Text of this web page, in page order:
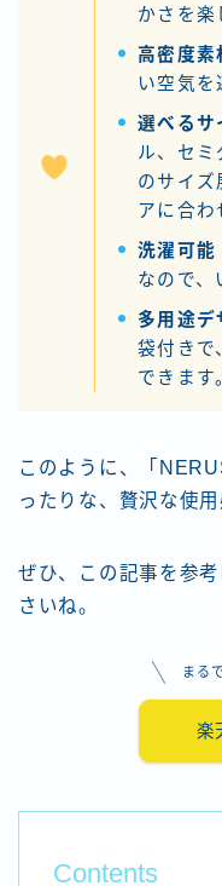
かさを楽
高密度素
い空気を
選べるサ
ル、セミ
のサイズ
アに合わ
洗濯可能
なので、
多用途デ
袋付きで
できます
このように、「
ったりな、贅沢な使用
ぜひ、この記事を参
さいね。
まる
楽
Contents